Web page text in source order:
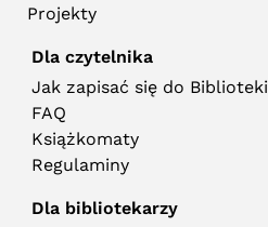
Projekty
Dla czytelnika
Jak zapisać się do Biblioteki
FAQ
Książkomaty
Regulaminy
Dla bibliotekarzy